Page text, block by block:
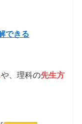
できる
や、理科の先生方